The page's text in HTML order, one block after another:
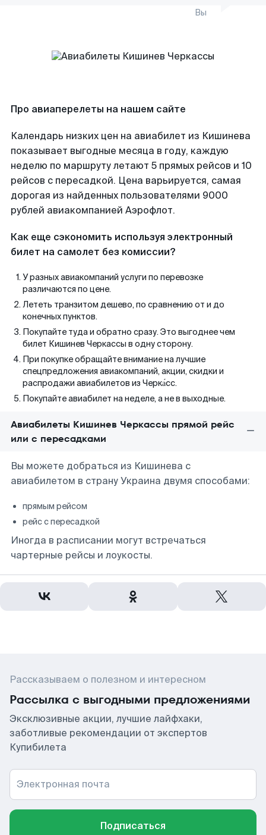
Вы
Про авиаперелеты на нашем сайте
Календарь низких цен на авиабилет из Кишинева
показывает выгодные месяца в году, каждую
неделю по маршруту летают 5 прямых рейсов и 10
рейсов с пересадкой. Цена варьируется, самая
дорогая из найденных пользователями 9000
рублей авиакомпанией Аэрофлот.
Как еще сэкономить используя электронный
билет на самолет без комиссии?
У разных авиакомпаний услуги по перевозке
различаются по цене.
Лететь транзитом дешево, по сравнению от и до
конечных пунктов.
Покупайте туда и обратно сразу. Это выгоднее чем
билет Кишинев Черкассы в одну сторону.
При покупке обращайте внимание на лучшие
спецпредложения авиакомпаний, акции, скидки и
распродажи авиабилетов из Черка́сс.
Покупайте авиабилет на неделе, а не в выходные.
Авиабилеты Кишинев Черкассы прямой рейс
или с пересадками
Вы можете добраться из Кишинева с
авиабилетом в страну Украина двумя способами:
прямым рейсом
рейс с пересадкой
Иногда в расписании могут встречаться
чартерные рейсы и лоукосты.
Рассказываем о полезном и интересном
Рассылка с выгодными предложениями
Эксклюзивные акции, лучшие лайфхаки,
заботливые рекомендации от экспертов
Купибилета
Электронная почта
Подписаться